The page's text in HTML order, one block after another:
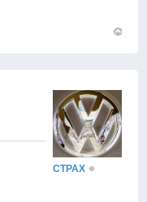
CTPAX